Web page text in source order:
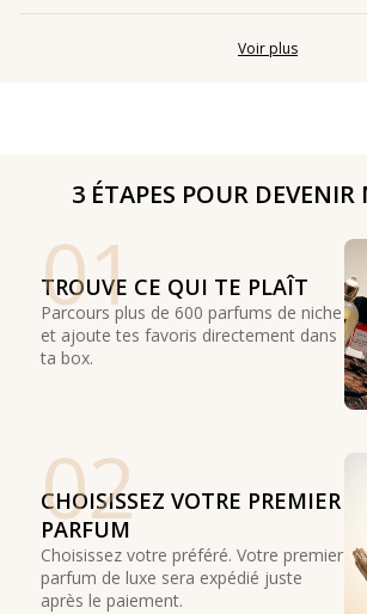
Voir plus
3 ÉTAPES POUR DEVENIR
01
TROUVE CE QUI TE PLAÎT
Parcours plus de 600 parfums de niche
et ajoute tes favoris directement dans
ta box.
02
CHOISISSEZ VOTRE PREMIER
PARFUM
Choisissez votre préféré. Votre premier
parfum de luxe sera expédié juste
après le paiement.